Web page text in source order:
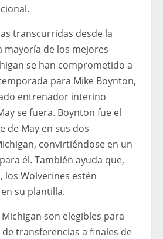
transcurridas desde la
mayoría de los mejores
se han comprometido a
para Mike Boynton,
entrenador interino
se fuera. Boynton fue el
de May en sus dos
convirtiéndose en un
él. También ayuda que,
los Wolverines estén
su plantilla.
son elegibles para
transferencias a finales de